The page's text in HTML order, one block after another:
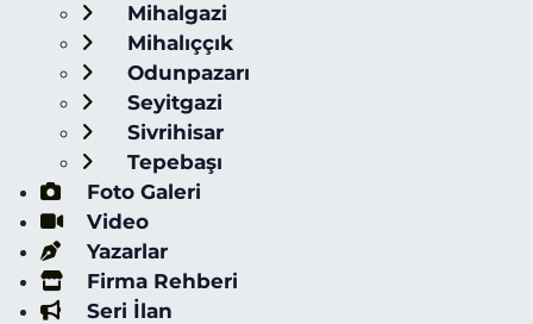
Mihalgazi
Mihalıççık
Odunpazarı
Seyitgazi
Sivrihisar
Tepebaşı
Foto Galeri
Video
Yazarlar
Firma Rehberi
Seri İlan